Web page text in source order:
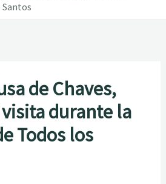
Santos
de Chaves,
durante la
Todos los